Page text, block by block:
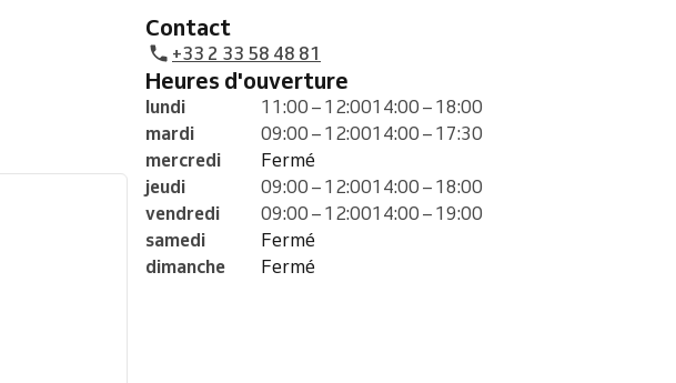
Contact
+33 2 33 58 48 81
Heures d'ouverture
lundi 11:00 – 12:0014:00 – 18:00
mardi
09:00 – 12:0014:00 – 17:30
mercredi
Fermé
jeudi
09:00 – 12:0014:00 – 18:00
vendredi
09:00 – 12:0014:00 – 19:00
samedi
Fermé
dimanche
Fermé